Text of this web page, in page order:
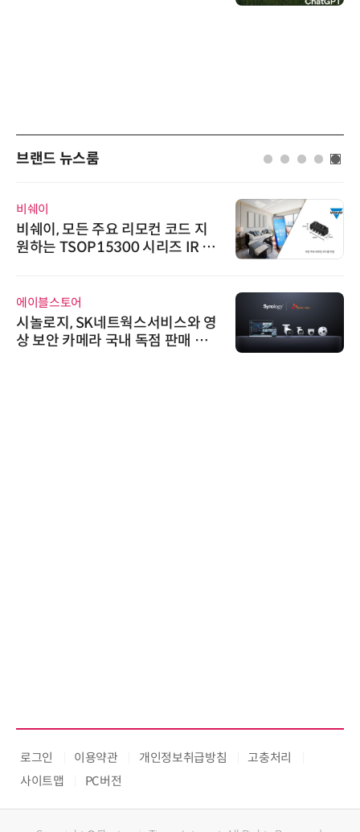
브랜드 뉴스룸
위고페어
위고페어, 서울AI허브 '2026 AI 전
환(AX) 지원사업' 컨소시엄 선정
씨앤에프시스템
씨앤에프시스템, 오웬스그룹과 공
공 ERP·DX 사업 협력
로그인 이용약관 개인정보취급방침
고충처리
사이트맵
PC버전